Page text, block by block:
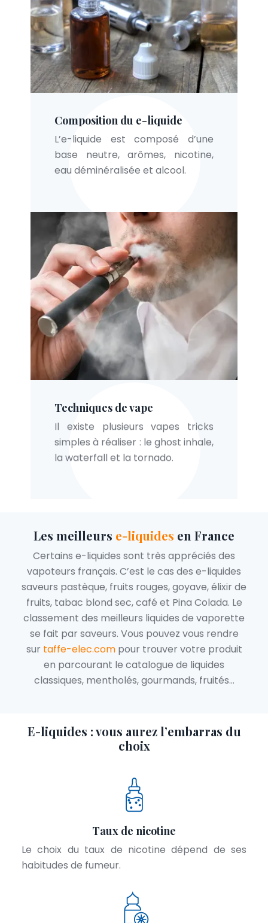
Composition du e-liquide
L’e-liquide est composé d’une
base neutre, arômes, nicotine,
eau déminéralisée et alcool.
Techniques de vape
Il existe plusieurs vapes tricks
simples à réaliser : le ghost inhale,
la waterfall et la tornado.
Les meilleurs e-liquides en France
Certains e-liquides sont très appréciés des
vapoteurs français. C’est le cas des e-liquides
saveurs pastèque, fruits rouges, goyave, élixir de
fruits, tabac blond sec, café et Pina Colada. Le
classement des meilleurs liquides de vaporette
se fait par saveurs. Vous pouvez vous rendre
sur taffe-elec.compour trouver votre produit
en parcourant le catalogue de liquides
classiques, mentholés, gourmands, fruités…
E-liquides : vous aurez l’embarras du
choix
Taux de nicotine
Le choix du taux de nicotine dépend de ses
habitudes de fumeur.